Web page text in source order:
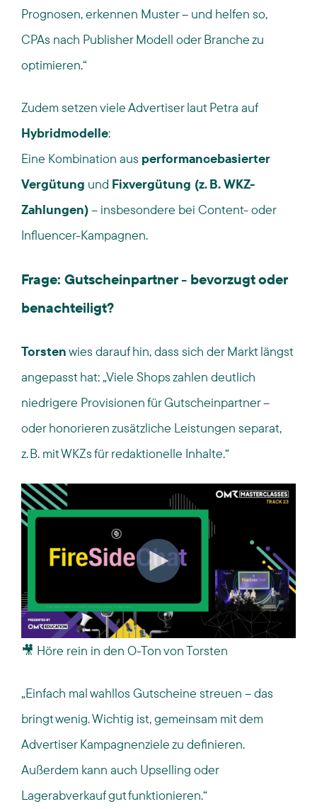
Prognosen, erkennen Muster – und helfen so,
CPAs nach Publisher Modell oder Branche zu
optimieren.“
Zudem setzen viele Advertiser laut Petra auf
Hybridmodelle:
Eine Kombination aus performancebasierter
Vergütung und Fixvergütung (z.B. WKZ-
Zahlungen)– insbesondere bei Content- oder
Influencer-Kampagnen.
Frage: Gutscheinpartner - bevorzugt oder
benachteiligt?
Torstenwies darauf hin, dass sich der Markt längst
angepasst hat:„Viele Shops zahlen deutlich
niedrigere Provisionen für Gutscheinpartner –
oder honorieren zusätzliche Leistungen separat,
z. B. mit WKZs für redaktionelle Inhalte.“
🎥 Höre rein in den O-Ton von Torsten
„Einfach mal wahllos Gutscheine streuen – das
bringt wenig. Wichtig ist, gemeinsam mit dem
Advertiser Kampagnenziele zu definieren.
Außerdem kann auch Upselling oder
Lagerabverkauf gut funktionieren.“